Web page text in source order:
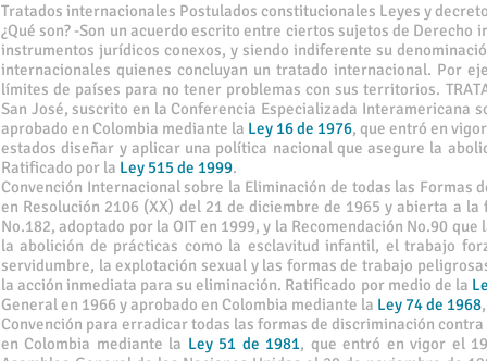
Tratados internacionales Postulados constitucionales Leyes y
¿Qué son? -Son un acuerdo escrito entre ciertos sujetos de
instrumentos jurídicos conexos, y siendo indiferente su
internacionales quienes concluyan un tratado internacional. Por
límites de países para no tener problemas con sus territorios.
San José, suscrito en la Conferencia Especializada Interamericana
aprobado en Colombia mediante la Ley 16 de 1976, que entró en
estados diseñar y aplicar una política nacional que asegure la
Ratificado por la Ley 515 de 1999.
Convención Internacional sobre la Eliminación de todas las Formas
en Resolución 2106 (XX) del 21 de diciembre de 1965 y abierta a
No.182, adoptado por la OIT en 1999, y la Recomendación No.90
la abolición de prácticas como la esclavitud infantil, el trabajo
servidumbre, la explotación sexual y las formas de trabajo
la acción inmediata para su eliminación. Ratificado por medio de la
General en 1966 y aprobado en Colombia mediante la Ley 74 de 1968
Convención para erradicar todas las formas de discriminación
en Colombia mediante la Ley 51 de 1981, que entró en vigor el